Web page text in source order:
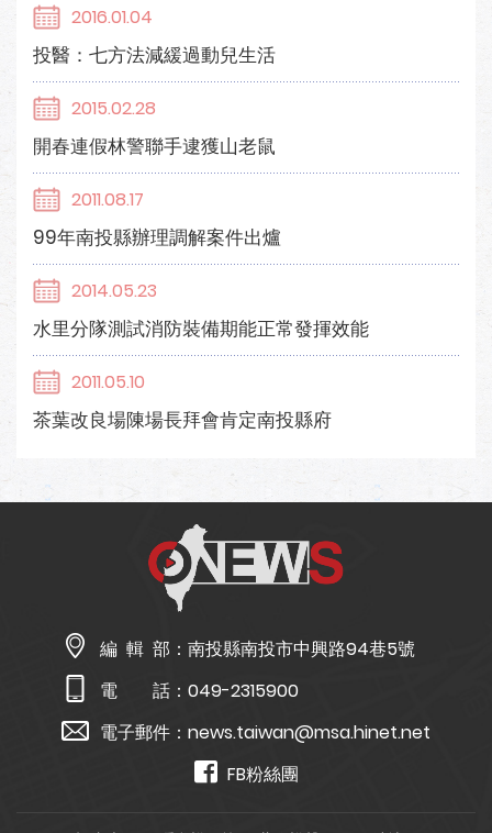
2016.01.04
投醫：七方法減緩過動兒生活
2015.02.28
開春連假林警聯手逮獲山老鼠
2011.08.17
99年南投縣辦理調解案件出爐
2014.05.23
水里分隊測試消防裝備期能正常發揮效能
2011.05.10
茶葉改良場陳場長拜會肯定南投縣府
編 輯 部： 南投縣南投市中興路94巷5號
電 話： 049-2315900
電子郵件： news.taiwan@msa.hinet.net
FB粉絲團